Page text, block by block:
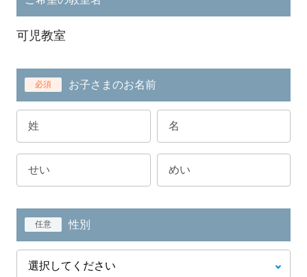
可児教室
必須 お子さまのお名前
任意 性別